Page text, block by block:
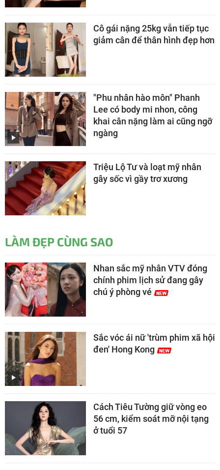
Cô gái nặng 25kg vẫn tiếp tục
giảm cân để thân hình đẹp hơn
"Phu nhân hào môn" Phanh
Lee có body mi nhon, công
khai cân nặng làm ai cũng ngỡ
ngàng
Triệu Lộ Tư và loạt mỹ nhân
gây sốc vì gầy trơ xương
LÀM ĐẸP CÙNG SAO
Nhan sắc mỹ nhân VTV đóng
chính phim lịch sử đang gây
chú ý phòng vé
Sắc vóc ái nữ 'trùm phim xã hội
đen' Hong Kong
Cách Tiêu Tường giữ vòng eo
56 cm, kiểm soát mỡ nội tạng
ở tuổi 57